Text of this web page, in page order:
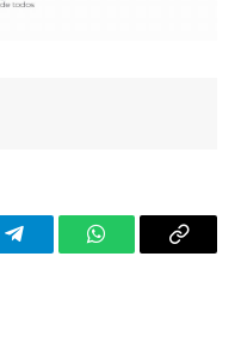
TelegramWhatsAppCopy